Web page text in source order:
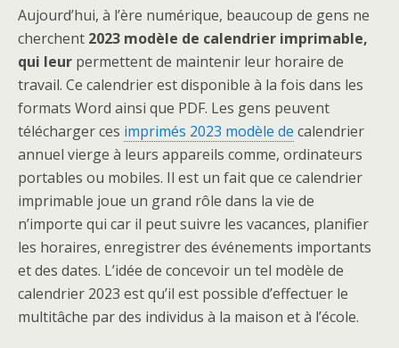
Aujourd’hui, à l’ère numérique, beaucoup de gens ne
cherchent 2023 modèle de calendrier imprimable,
qui leur permettent de maintenir leur horaire de
travail. Ce calendrier est disponible à la fois dans les
formats Word ainsi que PDF. Les gens peuvent
télécharger ces imprimés 2023 modèle de calendrier
annuel vierge à leurs appareils comme, ordinateurs
portables ou mobiles. Il est un fait que ce calendrier
imprimable joue un grand rôle dans la vie de
n’importe qui car il peut suivre les vacances, planifier
les horaires, enregistrer des événements importants
et des dates. L’idée de concevoir un tel modèle de
calendrier 2023 est qu’il est possible d’effectuer le
multitâche par des individus à la maison et à l’école.